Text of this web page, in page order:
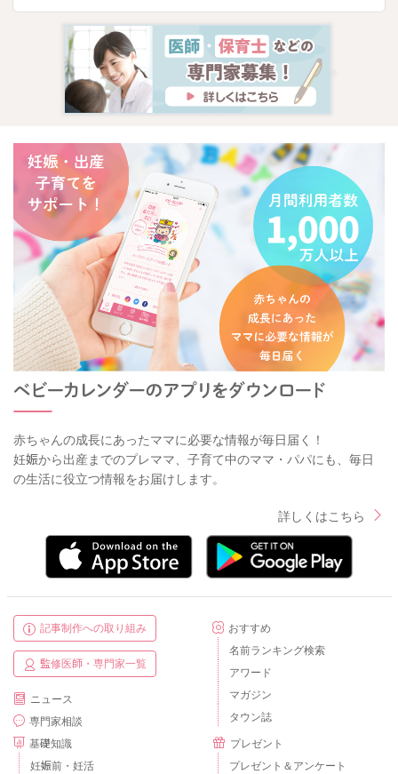
赤ちゃんの成長にあったママに必要な情報が毎日届く！
妊娠から出産までのプレママ、子育て中のママ・パパにも、毎日
の生活に役立つ情報をお届けします。
詳しくはこちら
記事制作への取り組み
監修医師・専門家一覧
ニュース
専門家相談
基礎知識
妊娠前・妊活
おすすめ
名前ランキング検索
アワード
マガジン
タウン誌
プレゼント
プレゼント＆アンケート